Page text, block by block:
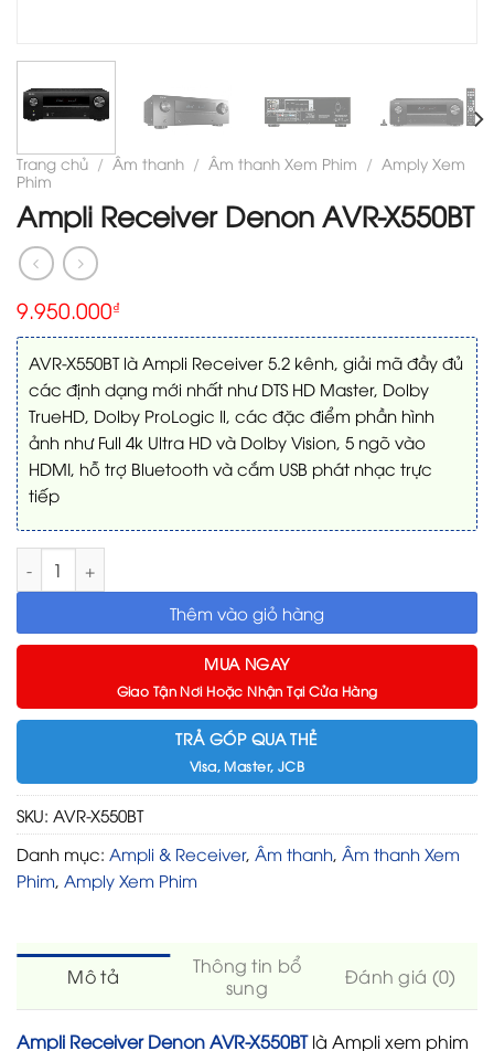
Trang chủ / Âm thanh / Âm thanh Xem Phim / Amply Xem
Phim
Ampli Receiver Denon AVR-X550BT
9.950.000₫
AVR-X550BT là Ampli Receiver 5.2 kênh, giải mã đầy đủ
các định dạng mới nhất như DTS HD Master, Dolby
TrueHD, Dolby ProLogic Il, các đặc điểm phần hình
ảnh như Full 4k Ultra HD và Dolby Vision, 5 ngõ vào
HDMI, hỗ trợ Bluetooth và cắm USB phát nhạc trực
tiếp
Ampli Receiver Denon AVR-X550BT số lượng
Thêm vào giỏ hàng
MUA NGAY
Giao Tận Nơi Hoặc Nhận Tại Cửa Hàng
TRẢ GÓP QUA THẺ
Visa, Master, JCB
SKU: AVR-X550BT
Danh mục: Ampli & Receiver, Âm thanh Âm thanh Xem
Phim Amply Xem Phim
Mô tả
Thông tin bổ
sung
Đánh giá (0)
Ampli Receiver Denon AVR-X550BTlà Ampli xem phim